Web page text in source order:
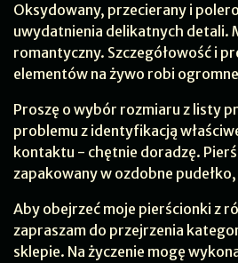
Oksydowany, przecierany i
uwydatnienia delikatnych detali.
romantyczny. Szczegółowość i
elementów na żywo robi
Proszę o wybór rozmiaru z listy
problemu z identyfikacją
kontaktu - chętnie doradzę.
zapakowany w ozdobne
Aby obejrzeć moje pierścionki z
zapraszam do przejrzenia
sklepie. Na życzenie mogę